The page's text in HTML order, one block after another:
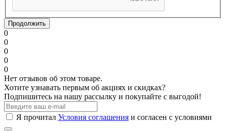
Продолжить
0
0
0
0
0
Нет отзывов об этом товаре.
Хотите узнавать первым об акциях и скидках?
Подпишитесь на нашу рассылку и покупайте с выгодой!
Я прочитал Условия соглашения и согласен с условиями